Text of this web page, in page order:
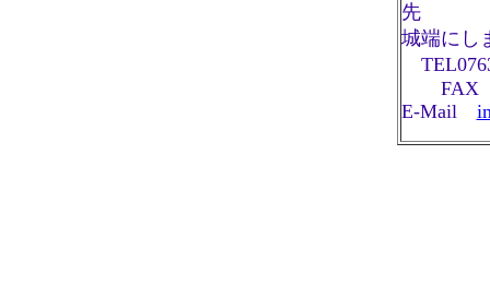
先
城端にし
FAX
E-Mail